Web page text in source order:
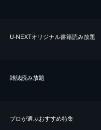
U-NEXTオリジナル書籍読み放題
雑誌読み放題
プロが選ぶおすすめ特集